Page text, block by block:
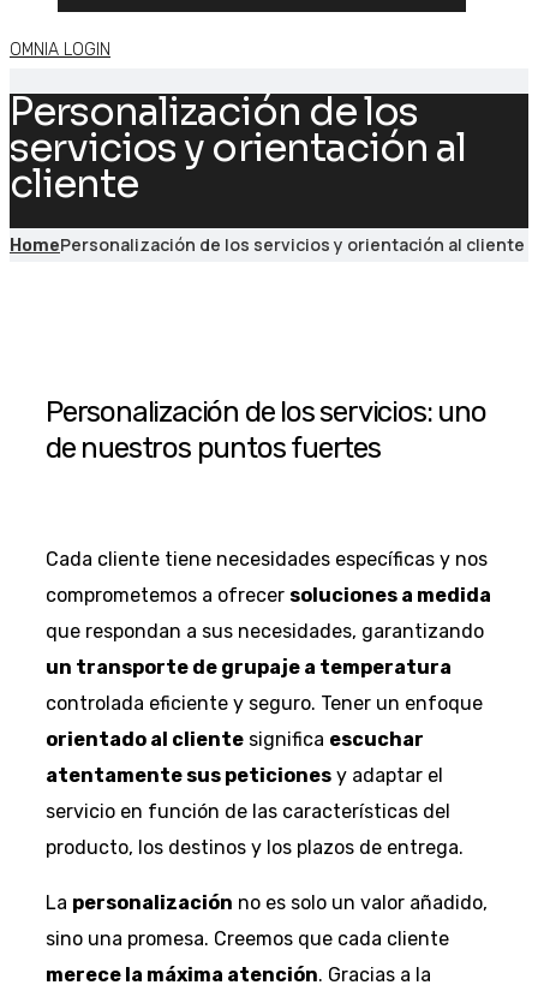
OMNIA LOGIN
Personalización de los
servicios y orientación al
cliente
HomePersonalización de los servicios y orientación al cliente
Personalización de los servicios: uno
de nuestros puntos fuertes
Cada cliente tiene necesidades específicas y nos
comprometemos a ofrecer soluciones a medida
que respondan a sus necesidades, garantizando
un transporte de grupaje a temperatura
controlada eficiente y seguro. Tener un enfoque
orientado al cliente significa escuchar
atentamente sus peticiones y adaptar el
servicio en función de las características del
producto, los destinos y los plazos de entrega.
La personalización no es solo un valor añadido,
sino una promesa. Creemos que cada cliente
merece la máxima atención. Gracias a la